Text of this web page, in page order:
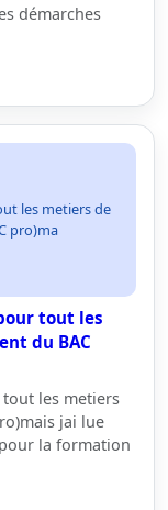
démarches
les metiers de
pro)ma
tout les
du BAC
tout les metiers
jai lue
la formation